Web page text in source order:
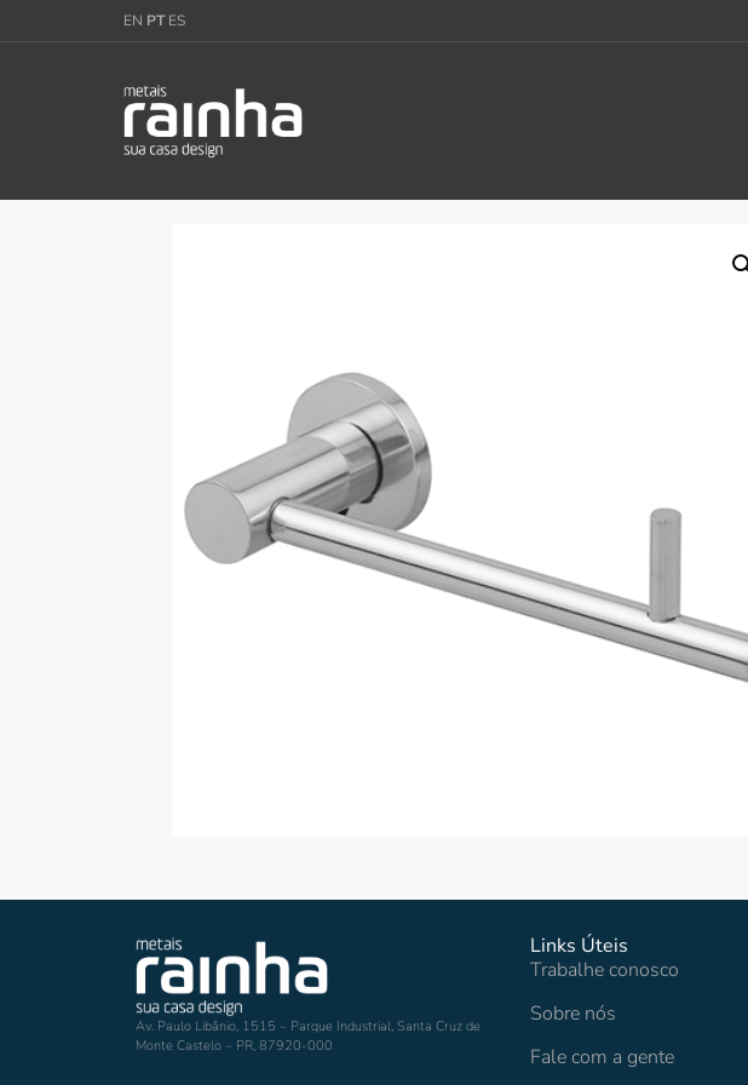
EN PT ES
Av. Paulo Libânio, 1515 – Parque Industrial, Santa Cruz de
Monte Castelo – PR, 87920-000
Links Úteis
Trabalhe conosco
Sobre nós
Fale com a gente